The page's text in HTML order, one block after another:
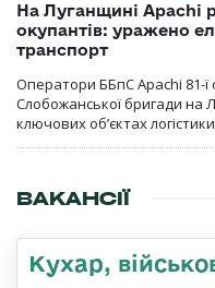
На Луганщині Apachi
окупантів: уражено
транспорт
Оператори ББпС Apachi 81-ї
Слобожанської бригади на
ключових об’єктах
ВАКАНСІЇ
Кухар,